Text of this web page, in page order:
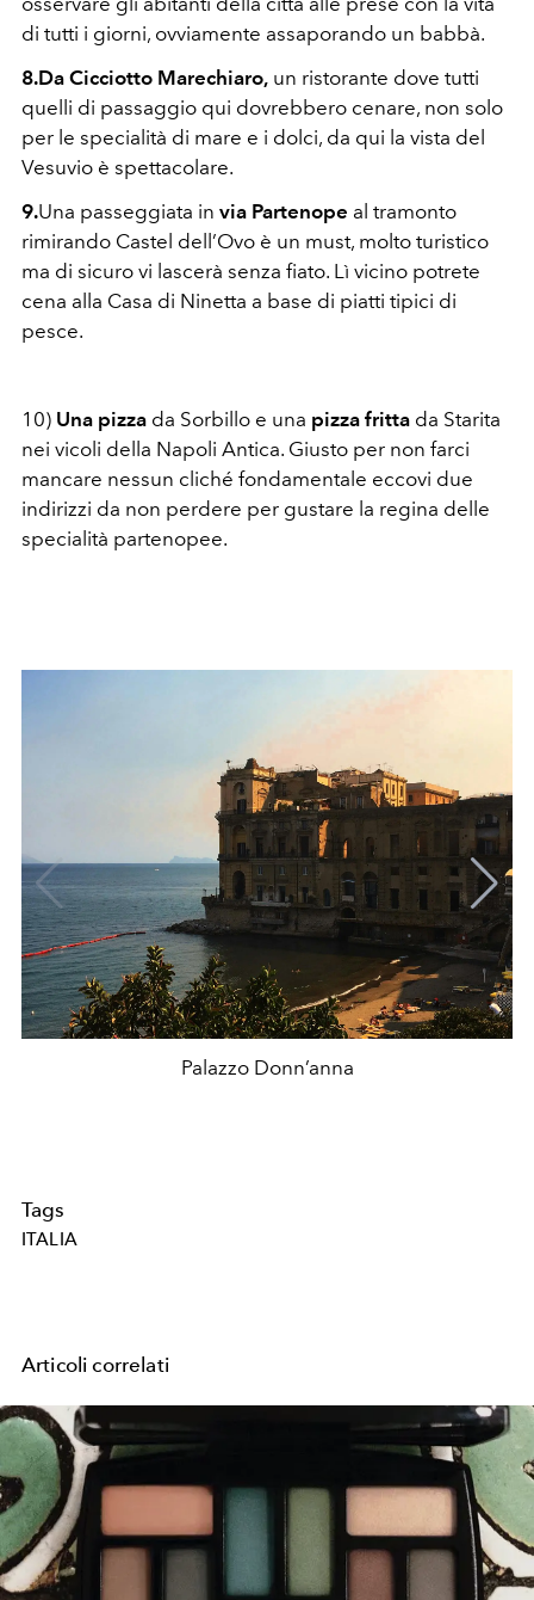
di tutti i giorni, ovviamente assaporando un babbà.
8.Da Cicciotto Marechiaro, un ristorante dove tutti
quelli di passaggio qui dovrebbero cenare, non solo
per le specialità di mare e i dolci, da qui la vista del
Vesuvio è spettacolare.
9.Una passeggiata in via Partenope al tramonto
rimirando Castel dell’Ovo è un must, molto turistico
ma di sicuro vi lascerà senza fiato. Lì vicino potrete
cena alla Casa di Ninetta a base di piatti tipici di
pesce.
10) Una pizza da Sorbillo e una pizza fritta da Starita
nei vicoli della Napoli Antica. Giusto per non farci
mancare nessun cliché fondamentale eccovi due
indirizzi da non perdere per gustare la regina delle
specialità partenopee.
Palazzo Donn’anna
Tags
ITALIA
Articoli correlati